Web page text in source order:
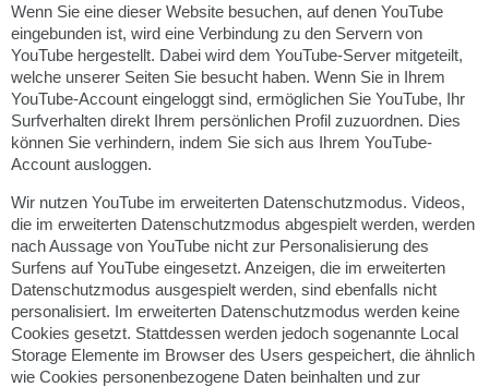
Wenn Sie eine dieser Website besuchen, auf denen YouTube
eingebunden ist, wird eine Verbindung zu den Servern von
YouTube hergestellt. Dabei wird dem YouTube-Server mitgeteilt,
welche unserer Seiten Sie besucht haben. Wenn Sie in Ihrem
YouTube-Account eingeloggt sind, ermöglichen Sie YouTube, Ihr
Surfverhalten direkt Ihrem persönlichen Profil zuzuordnen. Dies
können Sie verhindern, indem Sie sich aus Ihrem YouTube-
Account ausloggen.
Wir nutzen YouTube im erweiterten Datenschutzmodus. Videos,
die im erweiterten Datenschutzmodus abgespielt werden, werden
nach Aussage von YouTube nicht zur Personalisierung des
Surfens auf YouTube eingesetzt. Anzeigen, die im erweiterten
Datenschutzmodus ausgespielt werden, sind ebenfalls nicht
personalisiert. Im erweiterten Datenschutzmodus werden keine
Cookies gesetzt. Stattdessen werden jedoch sogenannte Local
Storage Elemente im Browser des Users gespeichert, die ähnlich
wie Cookies personenbezogene Daten beinhalten und zur